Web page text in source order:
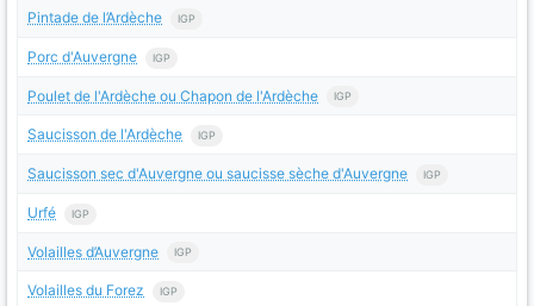
Pintade de l’Ardèche IGP
Porc d'Auvergne IGP
Poulet de l'Ardèche ou Chapon de l'Ardèche IGP
Saucisson de l'Ardèche IGP
Saucisson sec d'Auvergne ou saucisse sèche d'Auvergne IGP
Urfé IGP
Volailles d’Auvergne IGP
Volailles du Forez IGP